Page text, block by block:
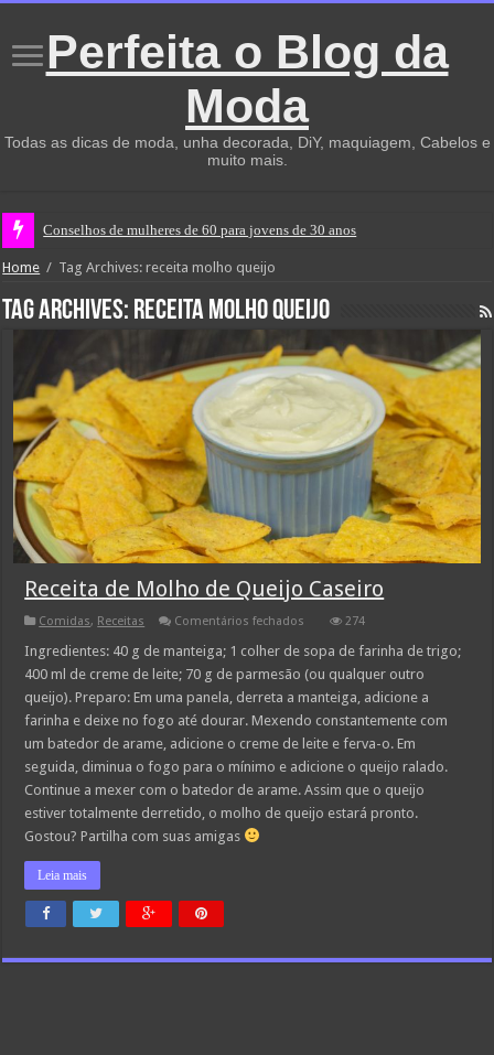
Perfeita o Blog da
Moda
Todas as dicas de moda, unha decorada, DiY, maquiagem, Cabelos e
muito mais.
Conselhos de mulheres de 60 para jovens de 30 anos
Home / Tag Archives: receita molho queijo
Tag Archives: receita molho queijo
Receita de Molho de Queijo Caseiro
Comidas, Receitas Comentários fechados
de
Molho
de
Queijo
Caseiro
274
Ingredientes: 40 g de manteiga; 1 colher de sopa de farinha de trigo;
400 ml de creme de leite; 70 g de parmesão (ou qualquer outro
queijo). Preparo: Em uma panela, derreta a manteiga, adicione a
farinha e deixe no fogo até dourar. Mexendo constantemente com
um batedor de arame, adicione o creme de leite e ferva-o. Em
seguida, diminua o fogo para o mínimo e adicione o queijo ralado.
Continue a mexer com o batedor de arame. Assim que o queijo
estiver totalmente derretido, o molho de queijo estará pronto.
Gostou? Partilha com suas amigas
Leia mais